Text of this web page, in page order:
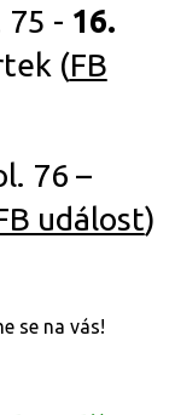
- 16.
(FB
76 –
událost)
se na vás!